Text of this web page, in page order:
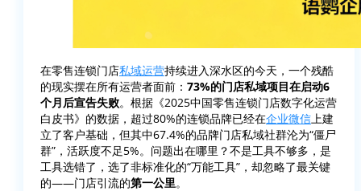
在零售连锁门店私域运营持续进入深水区的今天，一个残酷
的现实摆在所有运营者面前： 73%的门店私域项目在启动6
个月后宣告失败。根据《2025中国零售连锁门店数字化运营
白皮书》的数据，超过80%的连锁品牌已经在企业微信 上建
立了客户基础，但其中67.4%的品牌门店私域社群沦为“僵尸
群”，活跃度不足5%。问题出在哪里？不是工具不够多，是
工具选错了，选了非标准化的“万能工具”，却忽略了最关键
的——门店引流的第一公里。